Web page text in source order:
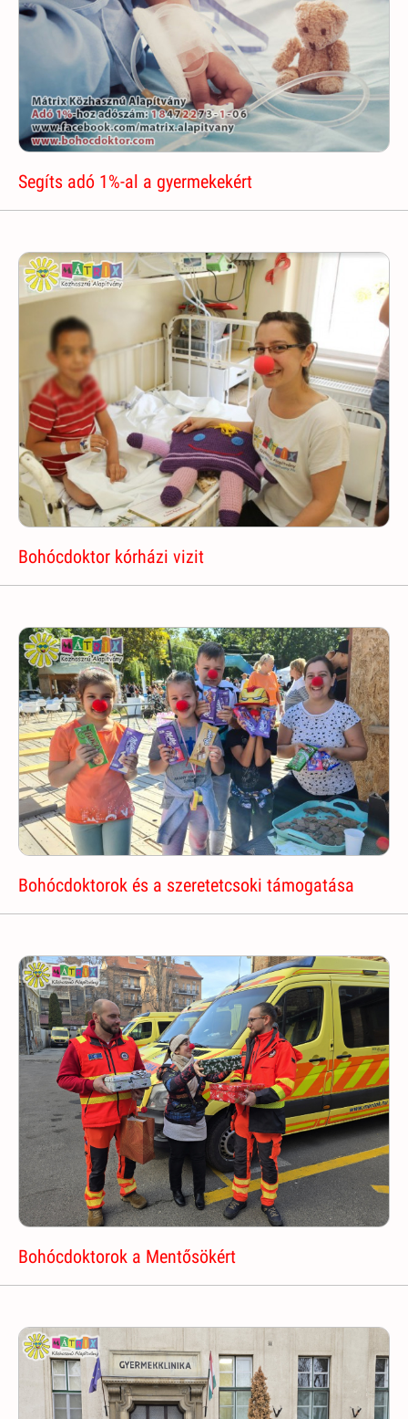
Segíts adó 1%-al a gyermekekért
Bohócdoktor kórházi vizit
Bohócdoktorok és a szeretetcsoki támogatása
Bohócdoktorok a Mentősökért